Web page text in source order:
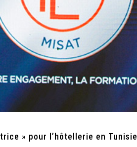
» pour l’hôtellerie en Tunisie